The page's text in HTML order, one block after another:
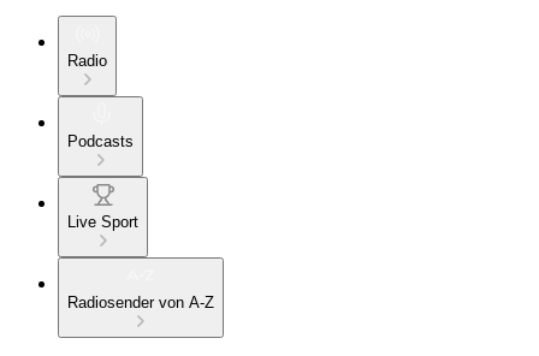
Radio
Podcasts
Live Sport
Radiosender von A-Z